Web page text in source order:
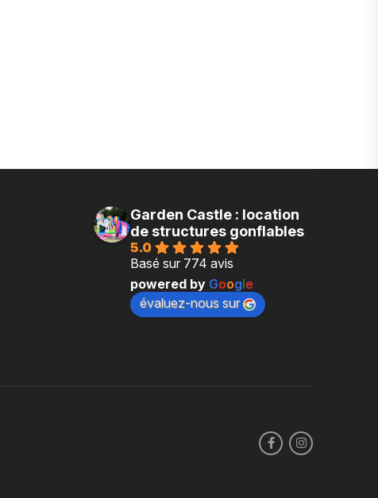
Garden Castle : location
de structures gonflables
5.0
Basé sur 774 avis
powered by Google
évaluez-nous sur